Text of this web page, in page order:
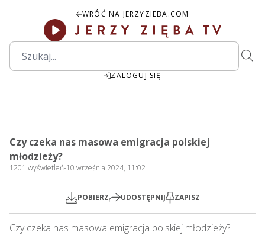
WRÓĆ NA JERZYZIEBA.COM
ZALOGUJ SIĘ
Play
Czy czeka nas masowa emigracja polskiej
młodzieży?
1201 wyświetleń-10 września 2024, 11:02
POBIERZ UDOSTĘPNIJ ZAPISZ
Czy czeka nas masowa emigracja polskiej młodzieży?